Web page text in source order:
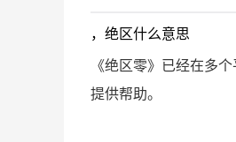
，绝区什么意思
《绝区零》已经在多
提供帮助。